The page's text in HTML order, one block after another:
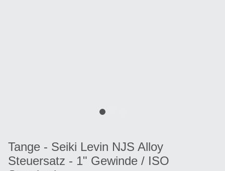
Tange - Seiki Levin NJS Alloy
Steuersatz - 1" Gewinde / ISO